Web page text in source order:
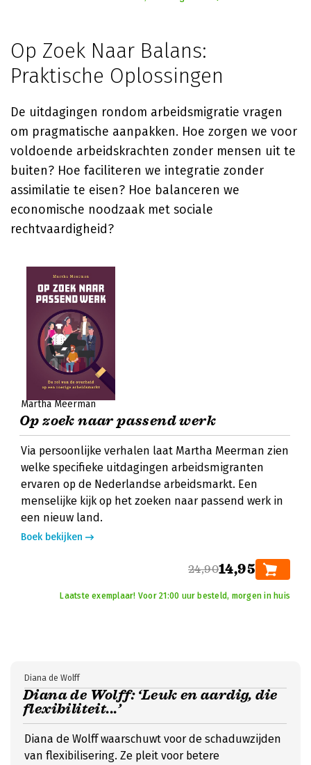
Op Zoek Naar Balans:
Praktische Oplossingen
De uitdagingen rondom arbeidsmigratie vragen
om pragmatische aanpakken. Hoe zorgen we voor
voldoende arbeidskrachten zonder mensen uit te
buiten? Hoe faciliteren we integratie zonder
assimilatie te eisen? Hoe balanceren we
economische noodzaak met sociale
rechtvaardigheid?
Martha Meerman
Op zoek naar passend werk
Via persoonlijke verhalen laat Martha Meerman zien
welke specifieke uitdagingen arbeidsmigranten
ervaren op de Nederlandse arbeidsmarkt. Een
menselijke kijk op het zoeken naar passend werk in
een nieuw land.
Boek bekijken
24,9014,95
Laatste exemplaar! Voor 21:00 uur besteld, morgen in huis
Diana de Wolff: ‘Leuk en aardig, die
flexibiliteit...’
Diana de Wolff
Diana de Wolff waarschuwt voor de schaduwzijden
van flexibilisering. Ze pleit voor betere